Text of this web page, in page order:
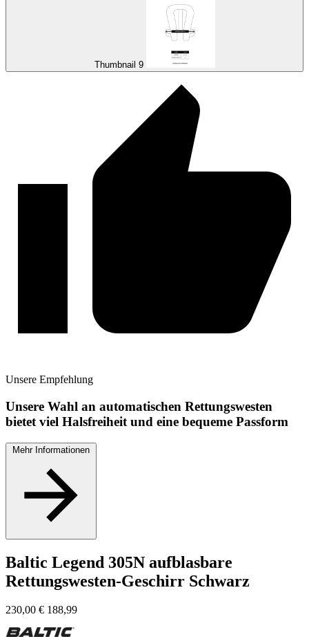
Thumbnail 9
Unsere Empfehlung
Unsere Wahl an automatischen Rettungswesten
bietet viel Halsfreiheit und eine bequeme Passform
Mehr Informationen
Baltic Legend 305N aufblasbare
Rettungswesten-Geschirr Schwarz
230,00 € 188,99